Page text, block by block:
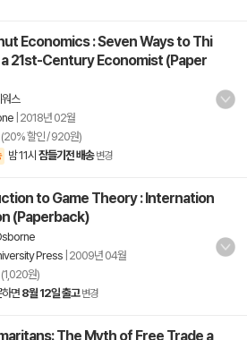
Economics : Seven Ways to Thi
21st-Century Economist (Paper
스
2018년 02월
(20% 할인 / 920원)
밤 11시 잠들기전 배송 변경
to Game Theory : Internation
(Paperback)
Press 2009년 04월
원)
면8월 12일 출고 변경
The Myth of Free Trade a